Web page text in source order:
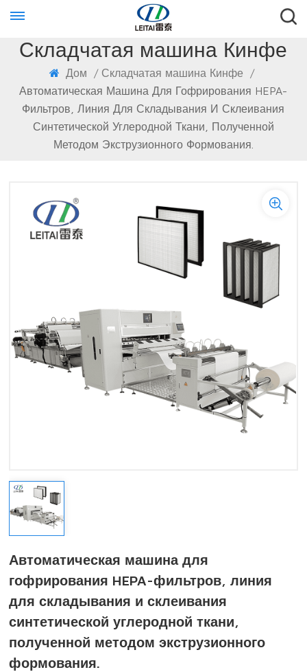
Складчатая машина Кинфе
Дом / Складчатая машина Кинфе
/
Автоматическая Машина Для Гофрирования HEPA-
Фильтров, Линия Для Складывания И Склеивания
Синтетической Углеродной Ткани, Полученной
Методом Экструзионного Формования.
Автоматическая машина для
гофрирования HEPA-фильтров, линия
для складывания и склеивания
синтетической углеродной ткани,
полученной методом экструзионного
формования.